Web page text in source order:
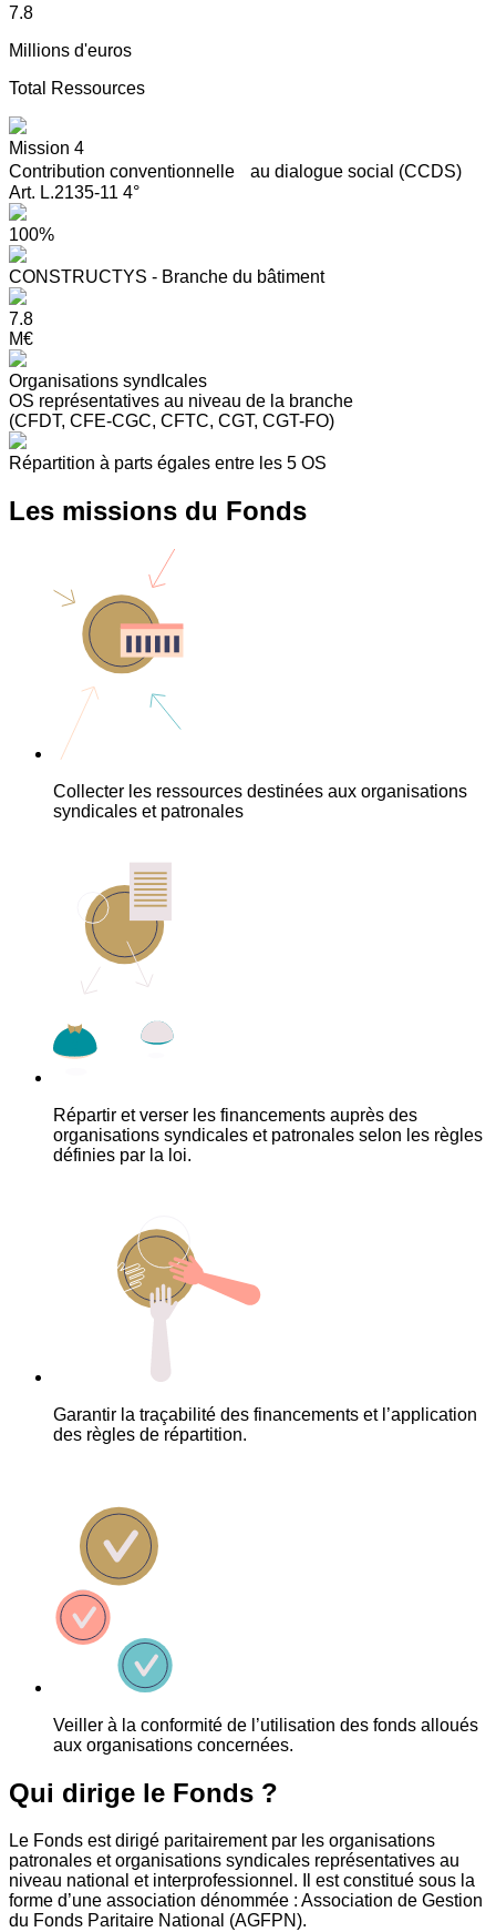
7.8
Millions d'euros
Total Ressources
Mission 4
Contribution conventionnelle au dialogue social (CCDS)
Art. L.2135-11 4°
100%
CONSTRUCTYS - Branche du bâtiment
7.8
M€
Organisations syndIcales
OS représentatives au niveau de la branche
(CFDT, CFE-CGC, CFTC, CGT, CGT-FO)
Répartition à parts égales entre les 5 OS
Les missions du Fonds
Collecter les ressources destinées aux organisations
syndicales et patronales
Répartir et verser les financements auprès des
organisations syndicales et patronales selon les règles
définies par la loi.
Garantir la traçabilité des financements et l’application
des règles de répartition.
Veiller à la conformité de l’utilisation des fonds alloués
aux organisations concernées.
Qui dirige le Fonds ?
Le Fonds est dirigé paritairement par les organisations
patronales et organisations syndicales représentatives au
niveau national et interprofessionnel. Il est constitué sous la
forme d’une association dénommée : Association de Gestion
du Fonds Paritaire National (AGFPN).